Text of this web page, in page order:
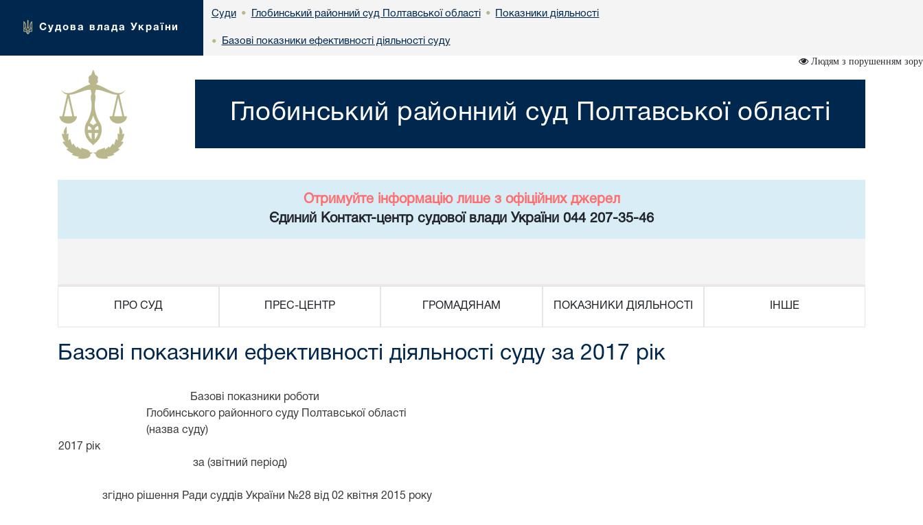
Судова влада України
Суди • Глобинський районний суд Полтавської області • Показники діяльності
• Базові показники ефективності діяльності суду
Людям з порушенням зору
Глобинський районний суд Полтавської області
Отримуйте інформацію лише з офіційних джерел
Єдиний Контакт-центр судової влади України 044 207-35-46
ПРО СУД ПРЕС-ЦЕНТР ГРОМАДЯНАМ ПОКАЗНИКИ ДІЯЛЬНОСТІ ІНШЕ
Базові показники ефективності діяльності суду за 2017 рік
Базові показники роботи
Глобинського районного суду Полтавської області
(назва суду)
2017 рік
за (звітний період)
згідно рішення Ради суддів України №28 від 02 квітня 2015 року